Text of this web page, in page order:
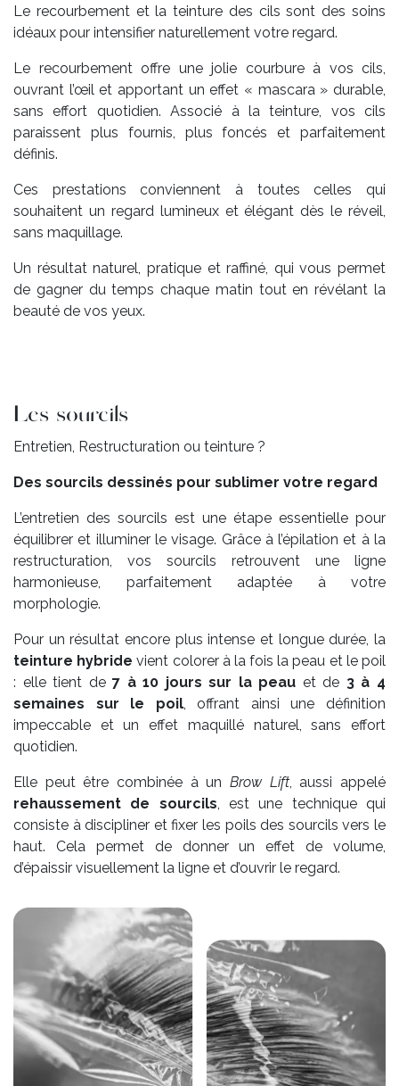
Le recourbement et la teinture des cils sont des soins
idéaux pour intensifier naturellement votre regard.
Le recourbement offre une jolie courbure à vos cils,
ouvrant l’œil et apportant un effet « mascara » durable,
sans effort quotidien. Associé à la teinture, vos cils
paraissent plus fournis, plus foncés et parfaitement
définis.
Ces prestations conviennent à toutes celles qui
souhaitent un regard lumineux et élégant dès le réveil,
sans maquillage.
Un résultat naturel, pratique et raffiné, qui vous permet
de gagner du temps chaque matin tout en révélant la
beauté de vos yeux.
Les sourcils
Entretien, Restructuration ou teinture ?
Des sourcils dessinés pour sublimer votre regard
L’entretien des sourcils est une étape essentielle pour
équilibrer et illuminer le visage. Grâce à l’épilation et à la
restructuration, vos sourcils retrouvent une ligne
harmonieuse, parfaitement adaptée à votre
morphologie.
Pour un résultat encore plus intense et longue durée, la
teinture hybride vient colorer à la fois la peau et le poil
: elle tient de7 à 10 jours sur la peau et de 3 à 4
semaines sur le poil, offrant ainsi une définition
impeccable et un effet maquillé naturel, sans effort
quotidien.
Elle peut être combinée à un Brow Lift, aussi appelé
rehaussement de sourcils, est une technique qui
consiste à discipliner et fixer les poils des sourcils vers le
haut. Cela permet de donner un effet de volume,
d’épaissir visuellement la ligne et d’ouvrir le regard.